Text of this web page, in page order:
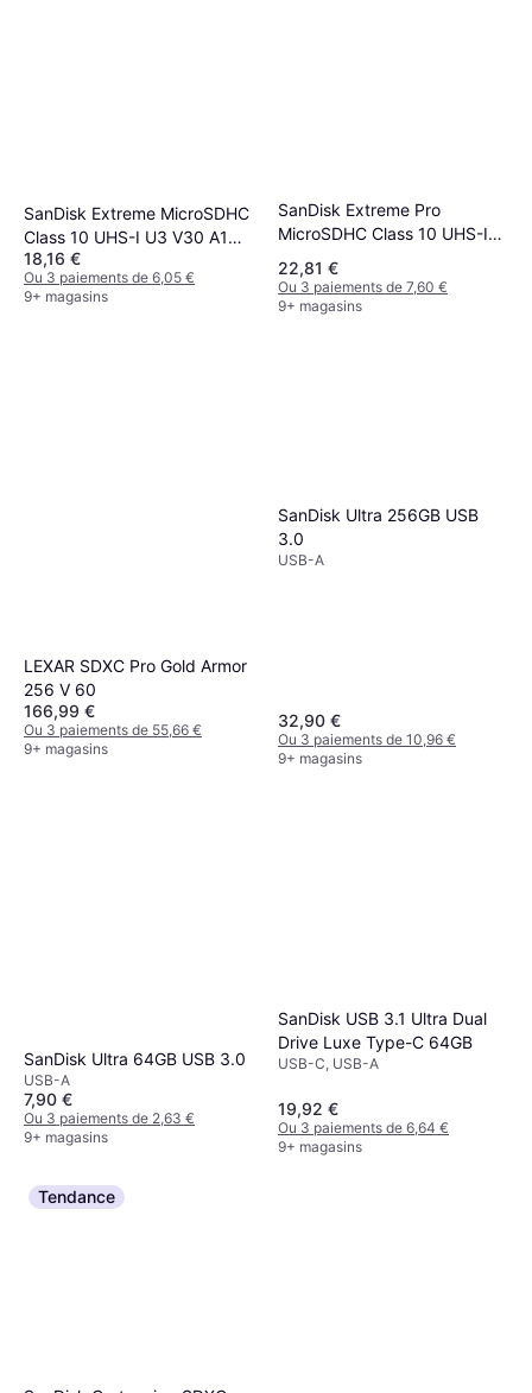
SanDisk Extreme MicroSDHC
Class 10 UHS-I U3 V30 A1
100/60MB/s 32GB +Adapter
18,16 €
Ou 3 paiements de 6,05 €
9+ magasins
SanDisk Extreme Pro
MicroSDHC Class 10 UHS-I
U3 V30 A1 100/90MB/s
32GB +SD Adapter
22,81 €
Ou 3 paiements de 7,60 €
9+ magasins
LEXAR SDXC Pro Gold Armor
256 V 60
166,99 €
Ou 3 paiements de 55,66 €
9+ magasins
SanDisk Ultra 256GB USB
3.0
USB-A
32,90 €
Ou 3 paiements de 10,96 €
9+ magasins
SanDisk Ultra 64GB USB 3.0
USB-A
7,90 €
Ou 3 paiements de 2,63 €
9+ magasins
SanDisk USB 3.1 Ultra Dual
Drive Luxe Type-C 64GB
USB-C, USB-A
19,92 €
Ou 3 paiements de 6,64 €
9+ magasins
Tendance